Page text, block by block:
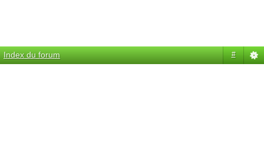
Index du forum #